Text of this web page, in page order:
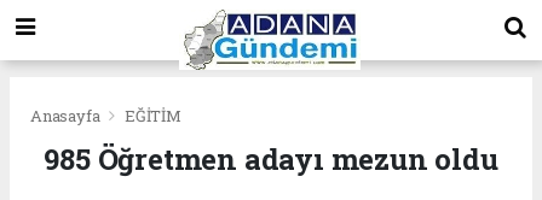
Anasayfa EĞİTİM
985 Öğretmen adayı mezun oldu